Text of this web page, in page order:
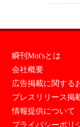
瞬刊Mot'sとは
会社概要
広告掲載に関する
プレスリリース掲
情報提供について
プライバシーポリ